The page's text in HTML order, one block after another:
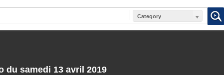
Category
du samedi 13 avril 2019